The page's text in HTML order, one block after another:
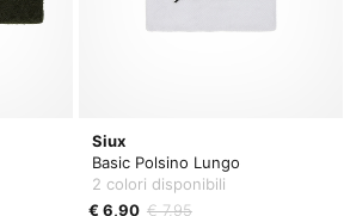
Siux
Basic Polsino Lungo
2 colori disponibili
€ 6,90 € 7,95